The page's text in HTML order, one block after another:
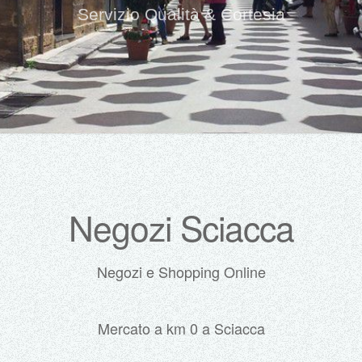
Servizio Qualità & Cortesia
Negozi Sciacca
Negozi e Shopping Online
Mercato a km 0 a Sciacca